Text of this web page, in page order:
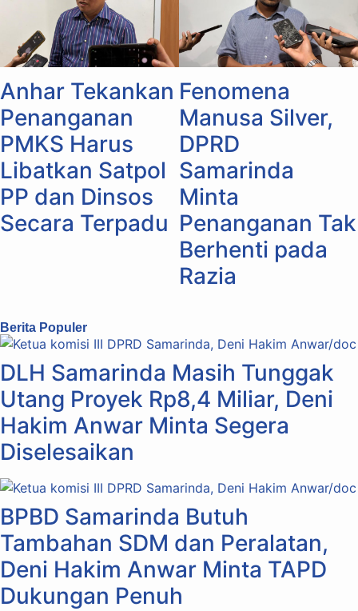
Anhar Tekankan
Penanganan
PMKS Harus
Libatkan Satpol
PP dan Dinsos
Secara Terpadu
Fenomena
Manusa Silver,
DPRD
Samarinda
Minta
Penanganan Tak
Berhenti pada
Razia
Berita Populer
DLH Samarinda Masih Tunggak
Utang Proyek Rp8,4 Miliar, Deni
Hakim Anwar Minta Segera
Diselesaikan
BPBD Samarinda Butuh
Tambahan SDM dan Peralatan,
Deni Hakim Anwar Minta TAPD
Dukungan Penuh